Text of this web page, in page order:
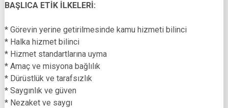
BAŞLICA ETİK İLKELERİ:
* Görevin yerine getirilmesinde kamu hizmeti bilinci
* Halka hizmet bilinci
* Hizmet standartlarına uyma
* Amaç ve misyona bağlılık
* Dürüstlük ve tarafsızlık
* Saygınlık ve güven
* Nezaket ve saygı